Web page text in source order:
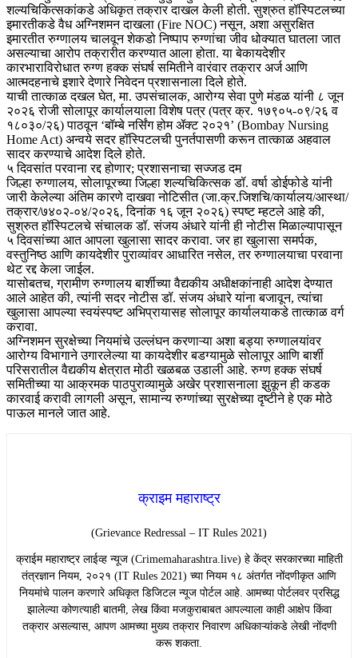
शल्यचिकित्सकांकडे अधिकृत तक्रार दाखल केली होती. सुश्रुत हॉस्पिटलच्या
इमारतीकडे वैध अग्निशमन दाखला (Fire NOC) नसून, अशा असुरक्षित
इमारतीत रुग्णालय चालवून शेकडो निष्पाप रुग्णांचा जीव धोक्यात घातला जात
असल्याचा आरोप तक्रारीत करण्यात आला होता. या बेकायदेशीर
कारभाराविरोधात रुग्ण हक्क संघर्ष समितीने वारंवार तक्रार अर्ज आणि
आत्मदहनाचे इशारे देणारे निवेदन प्रशासनाला दिले होते.
​याची तात्काळ दखल घेत, मा. उपसंचालक, आरोग्य सेवा पुणे मंडळ यांनी ८ जून
२०२६ रोजी सोलापूर कार्यालयाला विशेष पत्र (पत्र क्र. १७९०५-०९/२६ व
१८०३०/२६) पाठवून ‘बॉम्बे नर्सिंग होम ॲक्ट २०२१’ (Bombay Nursing
Home Act) अन्वये सदर हॉस्पिटलची पुनर्तपासणी करून तात्काळ अहवाल
सादर करण्याचे आदेश दिले होते.
​५ दिवसांत परवाना रद्द होणार; प्रशासनाचा सज्जड दम
​जिल्हा रुग्णालय, सोलापूरच्या जिल्हा शल्यचिकित्सक डॉ. वर्षा डोईफोडे यांनी
जारी केलेल्या अंतिम कारणे दाखवा नोटिसीत (जा.क्र.जिशचि/कार्यालय/आस्था/
तक्रार/७४०२-०४/२०२६, दिनांक १६ जून २०२६) स्पष्ट म्हटले आहे की,
सुश्रुत हॉस्पिटलचे संचालक डॉ. संजय अंधारे यांनी ही नोटीस मिळाल्यापासून
५ दिवसांच्या आत आपला खुलासा सादर करावा. जर हा खुलासा समर्पक,
वस्तुनिष्ठ आणि कायदेशीर पुराव्यांवर आधारित नसेल, तर रुग्णालयाचा परवाना
थेट रद्द केला जाईल.
​यासोबतच, ग्रामीण रुग्णालय बार्शीच्या वैद्यकीय अधीक्षकांनाही आदेश देण्यात
आले आहेत की, त्यांनी सदर नोटीस डॉ. संजय अंधारे यांना बजावून, त्यांचा
खुलासा आपल्या स्वयंस्पष्ट अभिप्रायासह सोलापूर कार्यालयाकडे तात्काळ वर्ग
करावा.
​अग्निशमन सुरक्षेच्या नियमांचे उल्लंघन करणाऱ्या अशा बड्या रुग्णालयांवर
आरोग्य विभागाने उगारलेल्या या कायदेशीर बडग्यामुळे सोलापूर आणि बार्शी
परिसरातील वैद्यकीय क्षेत्रात मोठी खळबळ उडाली आहे. रुग्ण हक्क संघर्ष
समितीच्या या आक्रमक पाठपुराव्यामुळे अखेर प्रशासनाला झुकून ही कडक
कारवाई करावी लागली असून, सामान्य रुग्णांच्या सुरक्षेच्या दृष्टीने हे एक मोठे
पाऊल मानले जात आहे.
क्राइम महाराष्ट्र
(Grievance Redressal – IT Rules 2021)
​क्राईम महाराष्ट्र लाईव्ह न्यूज (Crimemaharashtra.live) हे केंद्र सरकारच्या माहिती
तंत्रज्ञान नियम, २०२१ (IT Rules 2021) च्या नियम १८ अंतर्गत नोंदणीकृत आणि
नियमांचे पालन करणारे अधिकृत डिजिटल न्यूज पोर्टल आहे. आमच्या पोर्टलवर प्रसिद्ध
झालेल्या कोणत्याही बातमी, लेख किंवा मजकुराबाबत आपल्याला काही आक्षेप किंवा
तक्रार असल्यास, आपण आमच्या मुख्य तक्रार निवारण अधिकाऱ्यांकडे लेखी नोंदणी
करू शकता.